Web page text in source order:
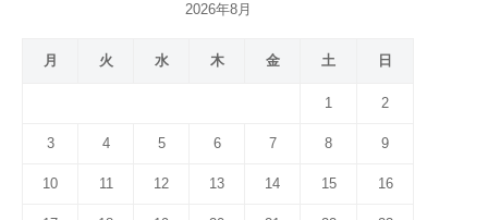
2026年8月
月 火 水 木 金 土 日
1 2
3 4 5 6 7 8 9
10 11 12 13 14 15 16